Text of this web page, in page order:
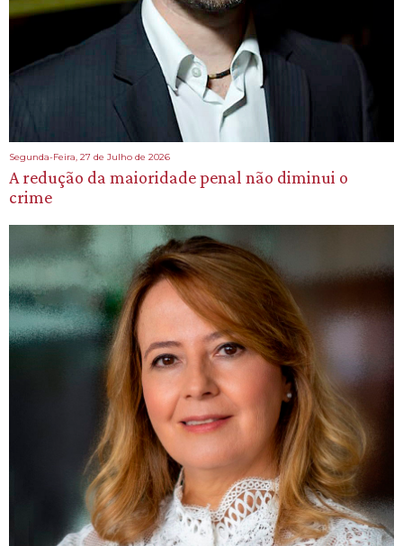
Segunda-Feira, 27 de Julho de 2026
A redução da maioridade penal não diminui o
crime